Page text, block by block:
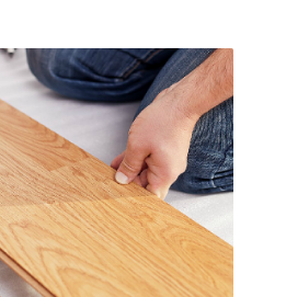
podłoga ciemna
podłoga jasna
podłoga w kuchni
podłogi
kuchenne
porady
płytki podłogowe
selekt